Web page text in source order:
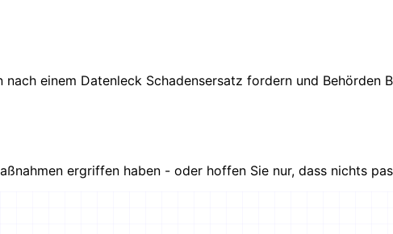
einem Datenleck Schadensersatz fordern und Behörden
ergriffen haben - oder hoffen Sie nur, dass nichts